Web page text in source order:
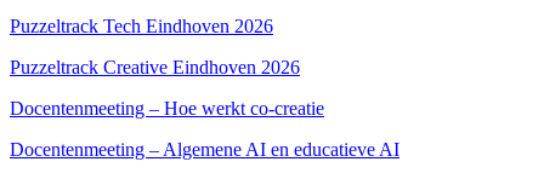
Puzzeltrack Tech Eindhoven 2026
Puzzeltrack Creative Eindhoven 2026
Docentenmeeting – Hoe werkt co-creatie
Docentenmeeting – Algemene AI en educatieve AI